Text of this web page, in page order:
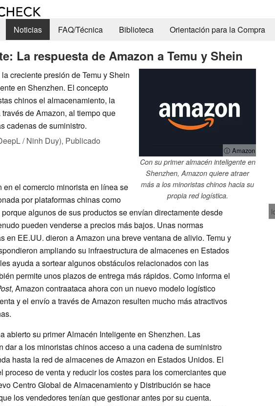
Noticias FAQ/Técnica Biblioteca Orientación para la Compra
La respuesta de Amazon a Temu y Shein
ⓘ Amazon
Con su primer almacén inteligente en
Shenzhen, Amazon quiere atraer
más a los minoristas chinos hacia su
propia red logística.
creciente presión de Temu y Shein
en Shenzhen. El concepto
chinos el almacenamiento, la
de Amazon, al tiempo que
cadenas de suministro.
/ Ninh Duy), Publicado
en el comercio minorista en línea se
por plataformas chinas como
algunos de sus productos se envían directamente desde
pueden venderse a precios más bajos. Unas normas
en EE.UU. dieron a Amazon una breve ventana de alivio. Temu y
ampliando su infraestructura de almacenes en Estados
ayuda a sortear algunos obstáculos relacionados con las
permite unos plazos de entrega más rápidos. Como informa el
, Amazon contraataca ahora con un nuevo modelo logístico
y el envío a través de Amazon resulten mucho más atractivos
abierto su primer Almacén Inteligente en Shenzhen. Las
dar a los minoristas chinos acceso a una cadena de suministro
hasta la red de almacenes de Amazon en Estados Unidos. El
proceso de venta y reducir los costes para los comerciantes que
Centro Global de Almacenamiento y Distribución se hace
los vendedores tenían que gestionar antes por su cuenta.